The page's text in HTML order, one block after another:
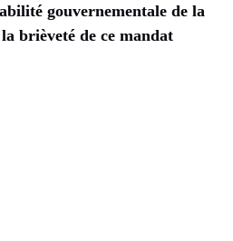
gouvernementale de la
brièveté de ce mandat